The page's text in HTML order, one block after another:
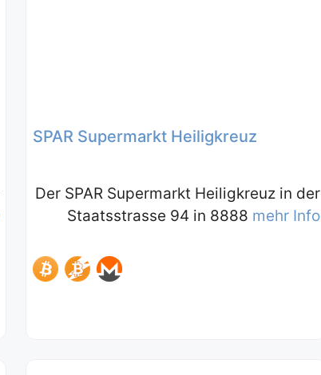
SPAR Supermarkt Heiligkreuz
Der SPAR Supermarkt Heiligkreuz in der
Staatsstrasse 94 in 8888 mehr Info